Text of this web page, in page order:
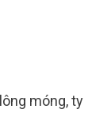
móng, ty